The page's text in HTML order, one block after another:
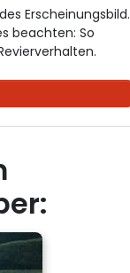
Erscheinungsbild.
beachten: So